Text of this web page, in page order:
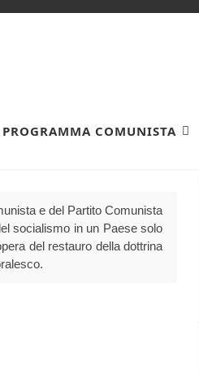
COMUNISTA
e del Partito Comunista
socialismo in un Paese solo
del restauro della dottrina